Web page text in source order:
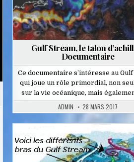
Gulf Stream, le talon
Documentaire
Ce documentaire s’intéresse au
qui joue un rôle primordial, non
sur la vie océanique, mais
ADMIN 28 MARS 2017
Posted
in